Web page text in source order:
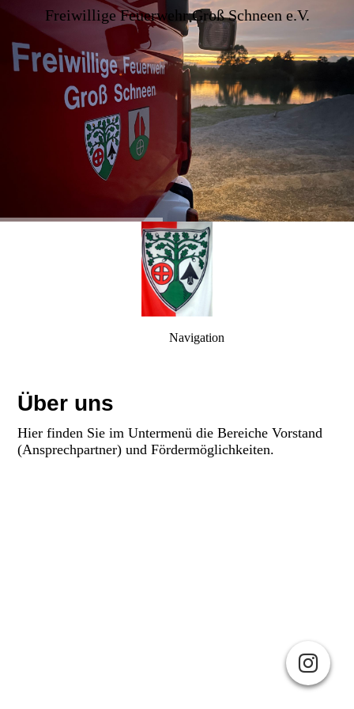
Freiwillige Feuerwehr Groß Schneen e.V.
Navigation
Über uns
Hier finden Sie im Untermenü die Bereiche Vorstand
(Ansprechpartner) und Fördermöglichkeiten.